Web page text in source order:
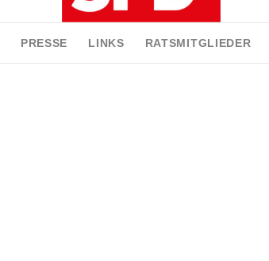
PRESSE LINKS RATSMITGLIEDER